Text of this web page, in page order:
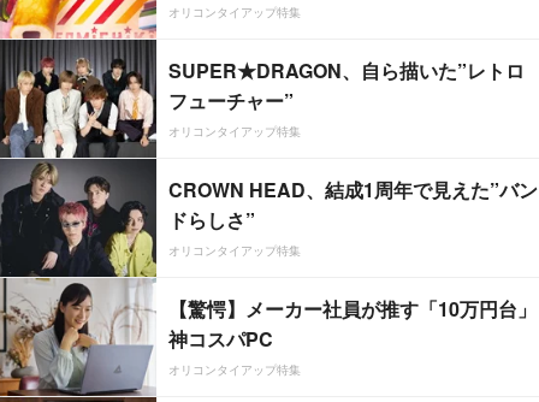
オリコンタイアップ特集
SUPER★DRAGON、自ら描いた”レトロ
フューチャー”
オリコンタイアップ特集
CROWN HEAD、結成1周年で見えた”バン
ドらしさ”
オリコンタイアップ特集
【驚愕】メーカー社員が推す「10万円台」
神コスパPC
オリコンタイアップ特集